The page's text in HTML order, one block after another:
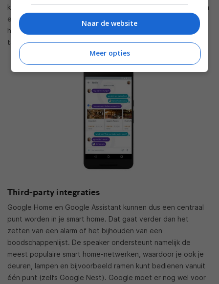
kunt een vraag stellen door hem in te spreken of uit te typen
en als je niet tevreden bent met het antwoord, kun je ook
hier vervolgvragen stellen. Ook kun je de bot specifieke
taken geven.
Third-party integraties
Google Home en Google Assistant kunnen dus een centraal
punt worden in je smart home. Dat gaat verder dan het
zetten van een alarm of het bijhouden van een
boodschappenlijst. De speaker ondersteunt namelijk de
meest populaire smart home-netwerken, waardoor je ook je
deuren, lampen en bijvoorbeeld ramen kunt bedienen vanuit
één punt (zelfs Google Nest). Google moet er nog wel voor
Naar de website
Meer opties